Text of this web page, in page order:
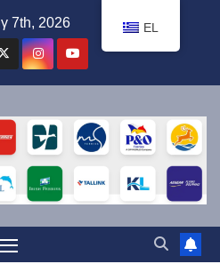
7th, 2026 EL